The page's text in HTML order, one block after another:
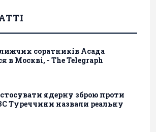
соратників Асада
в Москві, - The Telegraph
ядерну зброю проти
Туреччини назвали реальну